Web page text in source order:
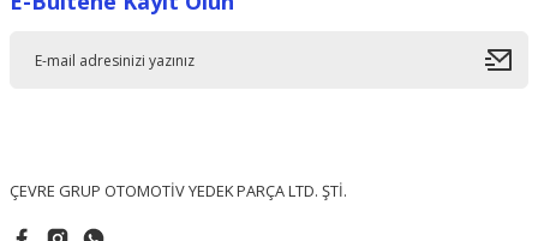
Ürün resmi kalitesiz, bozuk veya görüntülenemiyor.
ÇEVRE GRUP OTOMOTİV YEDEK PARÇA LTD. ŞTİ.